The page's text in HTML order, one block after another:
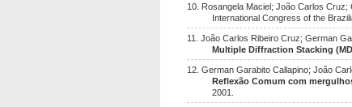
10. Rosangela Maciel; João Carlos Cruz;
International Congress of the
11. João Carlos Ribeiro Cruz; German
Multiple Diffraction Stacking
12. German Garabito Callapino; João
Reflexão Comum com
2001.